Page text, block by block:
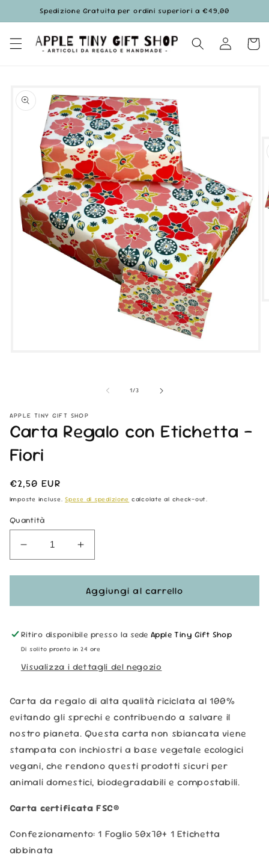
direttamente
ai contenuti
Spedizione Gratuita per ordini superiori a €49,00
Accedi
informazioni
sul prodotto
1/su
3
APPLE TINY GIFT SHOP
Carta Regalo con Etichetta -
Fiori
Prezzo
di
€2,50 EUR
Imposte incluse.Spese di spedizione calcolate al check-out.
Quantità
Diminuisci
quantità
per
Regalo
Etichetta
Aumenta
quantità
per
Carta
Regalo
Etichetta
Aggiungi al carrello
Ritiro disponibile presso la sede Apple Tiny Gift Shop
Di solito pronto in 24 ore
Visualizza i dettagli del negozio
Carta da regalo di alta qualità riciclata al 100%
evitando gli sprechi e contribuendo a salvare il
nostro pianeta. Questa carta non sbiancata viene
stampata con inchiostri a base vegetale ecologici
vegani, che rendono questi prodotti sicuri per
animali domestici, biodegradabili e compostabili.
Carta certificata FSC®
Confezionamento: 1 Foglio 50x70+ 1 Etichetta
abbinata